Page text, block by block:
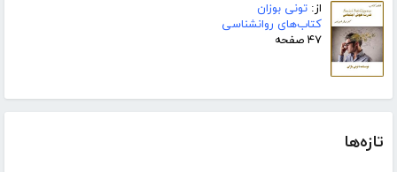
از: تونی بوزان
کتاب‌های روانشناسی
۴۷ صفحه
تازه‌ها